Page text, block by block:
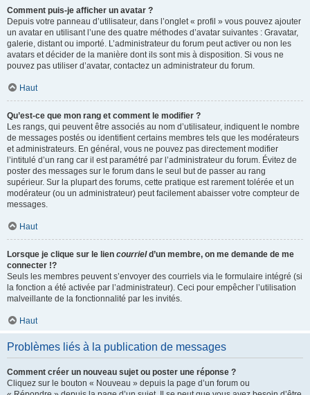
Comment puis-je afficher un avatar ?
Depuis votre panneau d’utilisateur, dans l’onglet « profil » vous pouvez ajouter
un avatar en utilisant l’une des quatre méthodes d’avatar suivantes : Gravatar,
galerie, distant ou importé. L’administrateur du forum peut activer ou non les
avatars et décider de la manière dont ils sont mis à disposition. Si vous ne
pouvez pas utiliser d’avatar, contactez un administrateur du forum.
Haut
Qu’est-ce que mon rang et comment le modifier ?
Les rangs, qui peuvent être associés au nom d’utilisateur, indiquent le nombre
de messages postés ou identifient certains membres tels que les modérateurs
et administrateurs. En général, vous ne pouvez pas directement modifier
l’intitulé d’un rang car il est paramétré par l’administrateur du forum. Évitez de
poster des messages sur le forum dans le seul but de passer au rang
supérieur. Sur la plupart des forums, cette pratique est rarement tolérée et un
modérateur (ou un administrateur) peut facilement abaisser votre compteur de
messages.
Haut
Lorsque je clique sur le lien courrield’un membre, on me demande de me
connecter !?
Seuls les membres peuvent s’envoyer des courriels via le formulaire intégré (si
la fonction a été activée par l’administrateur). Ceci pour empêcher l’utilisation
malveillante de la fonctionnalité par les invités.
Haut
Problèmes liés à la publication de messages
Comment créer un nouveau sujet ou poster une réponse ?
Cliquez sur le bouton « Nouveau » depuis la page d’un forum ou